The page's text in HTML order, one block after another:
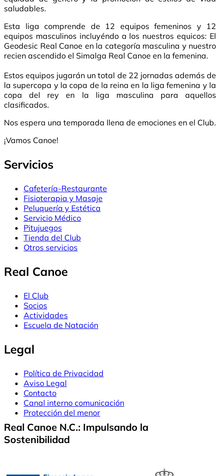
saludables.
Esta liga comprende de 12 equipos femeninos y 12
equipos masculinos incluyéndo a los nuestros equicos: El
Geodesic Real Canoe en la categoría masculina y nuestro
recien ascendido el Simalga Real Canoe en la femenina.
Estos equipos jugarán un total de 22 jornadas además de
la supercopa y la copa de la reina en la liga femenina y la
copa del rey en la liga masculina para aquellos
clasificados.
Nos espera una temporada llena de emociones en el Club.
¡Vamos Canoe!
Servicios
Cafetería-Restaurante
Fisioterapia y Masaje
Peluquería y Estética
Servicio Médico
Pitujuegos
Tienda del Club
Otros servicios
Real Canoe
El Club
Socios
Actividades
Escuela de Natación
Legal
Política de Privacidad
Aviso Legal
Contacto
Canal interno comunicación
Protección del menor
Real Canoe N.C.: Impulsando la
Sostenibilidad